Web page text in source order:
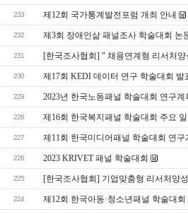
233 제12회 국가통계발전포럼 개최 안내
232 제3회 장애인삶 패널조사 학술대회 논
231 [한국조사협회] " 채용연계형 리서처
230 제17회 KEDI 데이터 연구 학술대회 발
229 2023년 한국노동패널 학술대회 연구계
228 제16회 한국복지패널 학술대회 주요
227 제11회 한국미디어패널 학술대회 연구
226 2023 KRIVET 패널 학술대회
225 [한국조사협회] 기업맞춤형 리서처양
224 제12회 한국아동·청소년패널 학술대